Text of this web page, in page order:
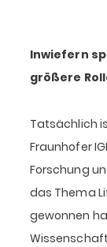
Inwiefern
größere
Tatsächlich
Fraunhofer
Forschung
das Thema
gewonnen